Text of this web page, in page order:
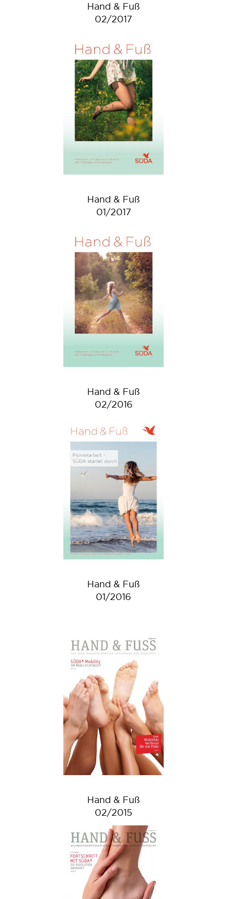
Hand & Fuß
02/2017
Hand & Fuß
01/2017
Hand & Fuß
02/2016
Hand & Fuß
01/2016
Hand & Fuß
02/2015